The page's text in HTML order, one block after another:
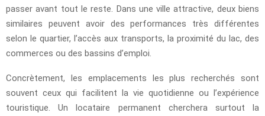
passer avant tout le reste. Dans une ville attractive, deux biens
similaires peuvent avoir des performances très différentes
selon le quartier, l’accès aux transports, la proximité du lac, des
commerces ou des bassins d’emploi.
Concrètement, les emplacements les plus recherchés sont
souvent ceux qui facilitent la vie quotidienne ou l’expérience
touristique. Un locataire permanent cherchera surtout la